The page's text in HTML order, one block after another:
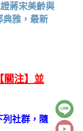
蔣宋美齡與
典雅，最新
關注】並
列社群，隨